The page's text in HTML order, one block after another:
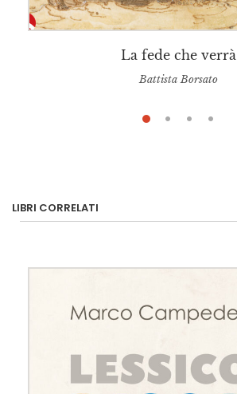
La fede che verrà
Battista Borsato
LIBRI CORRELATI